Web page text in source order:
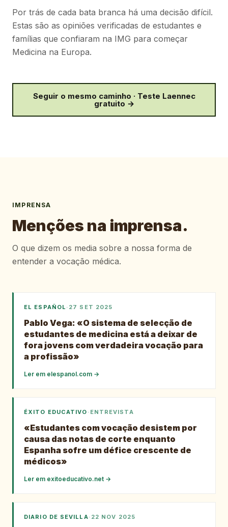
Por trás de cada bata branca há uma decisão difícil.
Estas são as opiniões verificadas de estudantes e
famílias que confiaram na IMG para começar
Medicina na Europa.
Seguir o mesmo caminho · Teste Laennec
gratuito →
IMPRENSA
Menções na imprensa.
O que dizem os media sobre a nossa forma de
entender a vocação médica.
EL ESPAÑOL · 27 SET 2025
Pablo Vega: «O sistema de selecção de
estudantes de medicina está a deixar de
fora jovens com verdadeira vocação para
a profissão»
Ler em elespanol.com →
ÉXITO EDUCATIVO · ENTREVISTA
«Estudantes com vocação desistem por
causa das notas de corte enquanto
Espanha sofre um défice crescente de
médicos»
Ler em exitoeducativo.net →
DIARIO DE SEVILLA· 22 NOV 2025